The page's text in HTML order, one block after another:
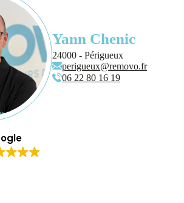
Yann Chenic
24000 - Périgueux
perigueux@removo.fr
06 22 80 16 19